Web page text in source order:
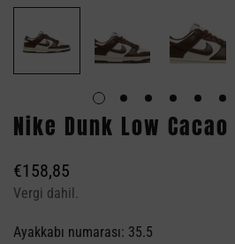
Nike Dunk Low Cacao
Normal
fiyat
€158,85
Vergi dahil.
Ayakkabı numarası: 35.5